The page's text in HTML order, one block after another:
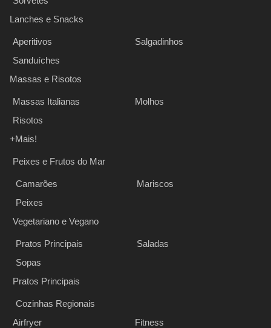
Lanches e Snacks
Aperitivos
Salgadinhos
Sanduíches
Massas e Risotos
Massas Italianas
Molhos
Risotos
+Mais!
Peixes e Frutos do Mar
Camarões
Mariscos
Peixes
Vegetariano e Vegano
Pratos Principais
Saladas
Sopas
Pratos Principais
Cozinhas Regionais
Airfryer
Fitness